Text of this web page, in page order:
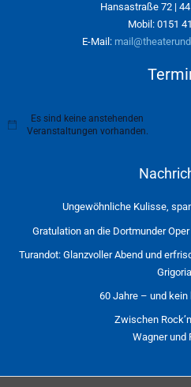
Hansastraße 72 |
Mobil: 0151
E-Mail:
H
Es sind keine anstehenden
Veranstaltungen vorhanden.
Ungewöhnliche Kulisse,
Gratulation an die Dortmunder
Turandot: Glanzvoller Abend und
60 Jahre – und
Zwischen
Wagner und